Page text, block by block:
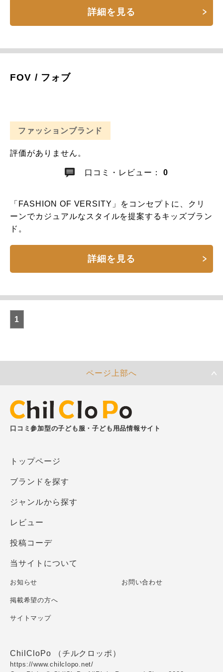
詳細を見る
FOV / フォブ
ファッションブランド
評価がありません。
口コミ・レビュー： 0
「FASHION OF VERSITY」をコンセプトに、クリ
ーンでカジュアルなスタイルを提案するキッズブラン
ド。
詳細を見る
1
ページ上部へ
口コミ参加型の子ども服・子ども用品情報サイト
トップページ
ブランドを探す
ジャンルから探す
レビュー
投稿コーデ
当サイトについて
お知らせ お問い合わせ
掲載希望の方へ
サイトマップ
ChilCloPo （チルクロッポ）
https://www.chilclopo.net/